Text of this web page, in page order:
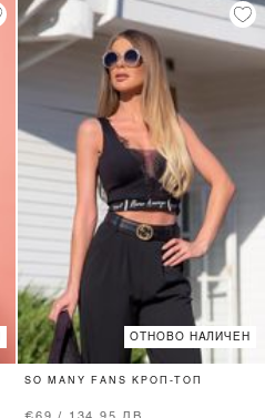
ОТНОВО НАЛИЧЕН
SO MANY FANS КРОП-ТОП